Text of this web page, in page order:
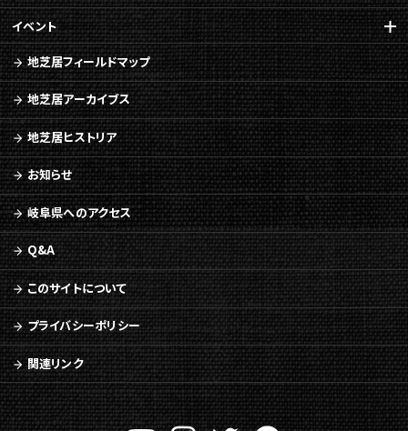
イベント
地芝居フィールドマップ
地芝居アーカイブス
地芝居ヒストリア
お知らせ
岐阜県へのアクセス
Q&A
このサイトについて
プライバシーポリシー
関連リンク